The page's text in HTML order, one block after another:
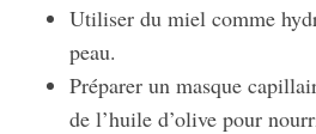
Utiliser du miel comme
peau.
Préparer un masque
de l’huile d’olive pour